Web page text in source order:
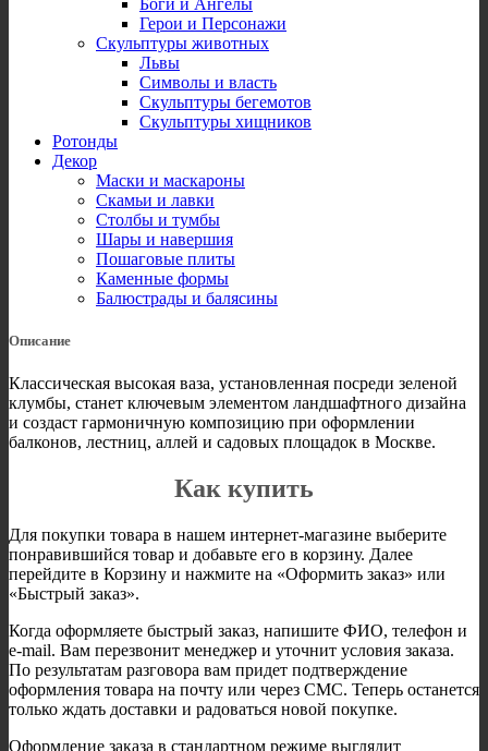
Герои и Персонажи
Скульптуры животных
Львы
Символы и власть
Скульптуры бегемотов
Скульптуры хищников
Ротонды
Декор
Маски и маскароны
Скамьи и лавки
Столбы и тумбы
Шары и навершия
Пошаговые плиты
Каменные формы
Балюстрады и балясины
Описание
Классическая высокая ваза, установленная посреди зеленой
клумбы, станет ключевым элементом ландшафтного дизайна
и создаст гармоничную композицию при оформлении
балконов, лестниц, аллей и садовых площадок в Москве.
Как купить
Для покупки товара в нашем интернет-магазине выберите
понравившийся товар и добавьте его в корзину. Далее
перейдите в Корзину и нажмите на «Оформить заказ» или
«Быстрый заказ».
Когда оформляете быстрый заказ, напишите ФИО, телефон и
e-mail. Вам перезвонит менеджер и уточнит условия заказа.
По результатам разговора вам придет подтверждение
оформления товара на почту или через СМС. Теперь останется
только ждать доставки и радоваться новой покупке.
Оформление заказа в стандартном режиме выглядит